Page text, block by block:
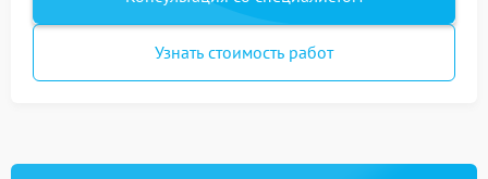
Узнать стоимость работ